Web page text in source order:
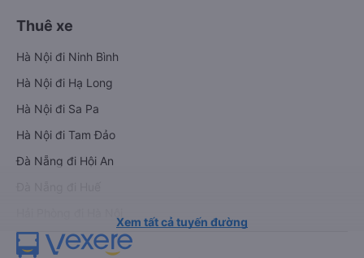
Thuê xe
Hà Nội đi Ninh Bình
Hà Nội đi Hạ Long
Hà Nội đi Sa Pa
Hà Nội đi Tam Đảo
Đà Nẵng đi Hội An
Xem tất cả tuyến đường